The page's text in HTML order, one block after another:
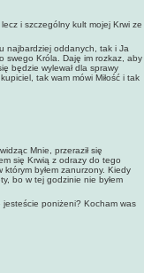
i szczególny kult mojej Krwi ze
najbardziej oddanych, tak i Ja
swego Króla. Daję im rozkaz, aby
będzie wylewał dla sprawy
tak wam mówi Miłość i tak
Mnie, przeraził się
się Krwią z odrazy do tego
byłem zanurzony. Kiedy
bo w tej godzinie nie byłem
poniżeni? Kocham was